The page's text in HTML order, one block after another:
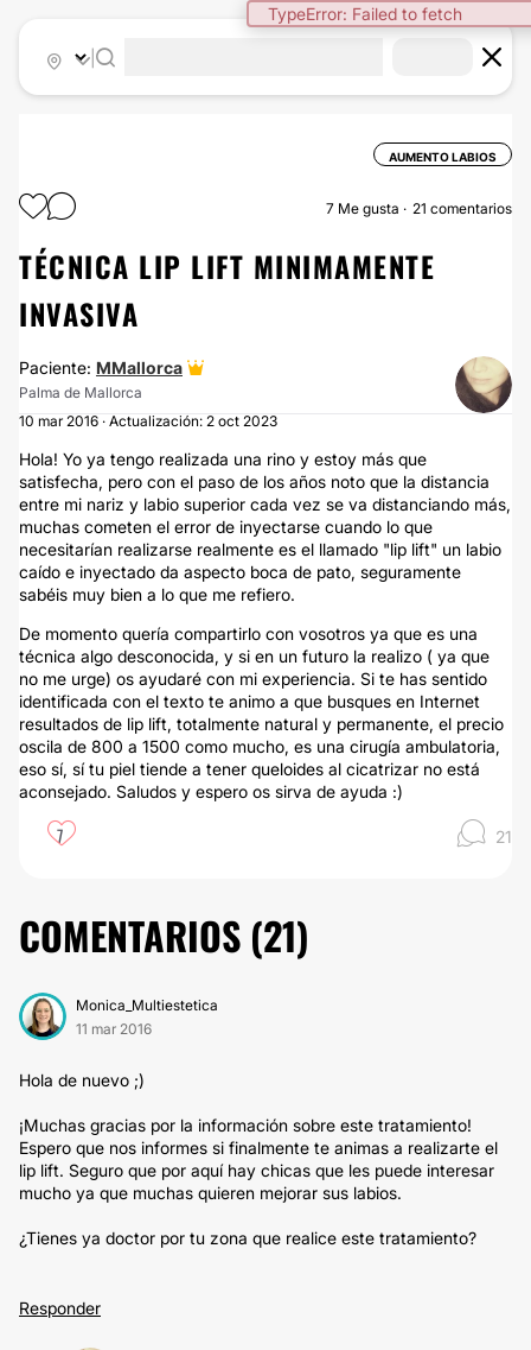
TypeError: Failed to fetch
AUMENTO LABIOS
7 Me gusta 21 comentarios
TÉCNICA LIP LIFT MINIMAMENTE
INVASIVA
Paciente: MMallorca
Palma de Mallorca
10 mar 2016 · Actualización: 2 oct 2023
Hola! Yo ya tengo realizada una rino y estoy más que
satisfecha, pero con el paso de los años noto que la distancia
entre mi nariz y labio superior cada vez se va distanciando más,
muchas cometen el error de inyectarse cuando lo que
necesitarían realizarse realmente es el llamado "lip lift" un labio
caído e inyectado da aspecto boca de pato, seguramente
sabéis muy bien a lo que me refiero.
De momento quería compartirlo con vosotros ya que es una
técnica algo desconocida, y si en un futuro la realizo ( ya que
no me urge) os ayudaré con mi experiencia. Si te has sentido
identificada con el texto te animo a que busques en Internet
resultados de lip lift, totalmente natural y permanente, el precio
oscila de 800 a 1500 como mucho, es una cirugía ambulatoria,
eso sí, sí tu piel tiende a tener queloides al cicatrizar no está
aconsejado. Saludos y espero os sirva de ayuda :)
7 21
COMENTARIOS (21)
Monica_Multiestetica
11 mar 2016
Hola de nuevo ;)
¡Muchas gracias por la información sobre este tratamiento!
Espero que nos informes si finalmente te animas a realizarte el
lip lift. Seguro que por aquí hay chicas que les puede interesar
mucho ya que muchas quieren mejorar sus labios.
¿Tienes ya doctor por tu zona que realice este tratamiento?
Responder